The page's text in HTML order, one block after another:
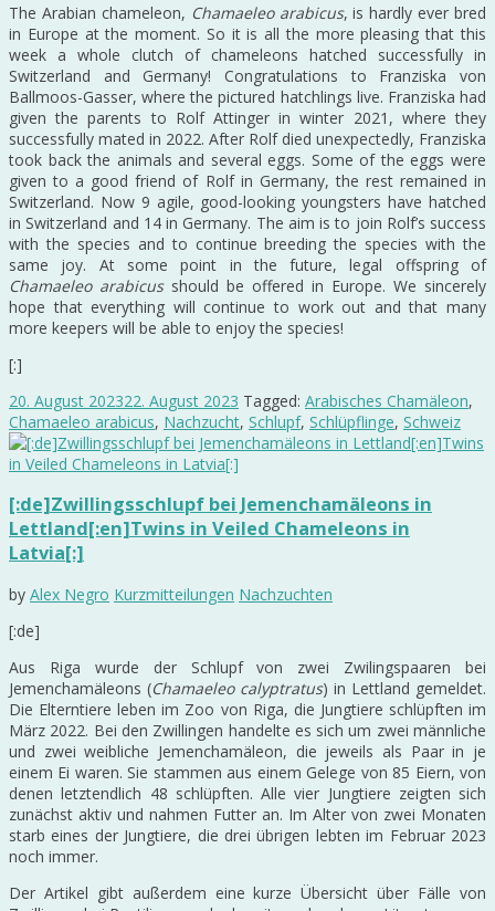
The Arabian chameleon, Chamaeleo arabicus, is hardly ever bred
in Europe at the moment. So it is all the more pleasing that this
week a whole clutch of chameleons hatched successfully in
Switzerland and Germany! Congratulations to Franziska von
Ballmoos-Gasser, where the pictured hatchlings live. Franziska had
given the parents to Rolf Attinger in winter 2021, where they
successfully mated in 2022. After Rolf died unexpectedly, Franziska
took back the animals and several eggs. Some of the eggs were
given to a good friend of Rolf in Germany, the rest remained in
Switzerland. Now 9 agile, good-looking youngsters have hatched
in Switzerland and 14 in Germany. The aim is to join Rolf’s success
with the species and to continue breeding the species with the
same joy. At some point in the future, legal offspring of
Chamaeleo arabicusshould be offered in Europe. We sincerely
hope that everything will continue to work out and that many
more keepers will be able to enjoy the species!
[:]
20. August 202322. August 2023 Tagged: Arabisches Chamäleon,
Chamaeleo arabicus, Nachzucht, Schlupf, Schlüpflinge, Schweiz
[:de]Zwillingsschlupf bei Jemenchamäleons in
Lettland[:en]Twins in Veiled Chameleons in
Latvia[:]
by Alex Negro Kurzmitteilungen Nachzuchten
[:de]
Aus Riga wurde der Schlupf von zwei Zwilingspaaren bei
Jemenchamäleons (Chamaeleo calyptratus) in Lettland gemeldet.
Die Elterntiere leben im Zoo von Riga, die Jungtiere schlüpften im
März 2022. Bei den Zwillingen handelte es sich um zwei männliche
und zwei weibliche Jemenchamäleon, die jeweils als Paar in je
einem Ei waren. Sie stammen aus einem Gelege von 85 Eiern, von
denen letztendlich 48 schlüpften. Alle vier Jungtiere zeigten sich
zunächst aktiv und nahmen Futter an. Im Alter von zwei Monaten
starb eines der Jungtiere, die drei übrigen lebten im Februar 2023
noch immer.
Der Artikel gibt außerdem eine kurze Übersicht über Fälle von